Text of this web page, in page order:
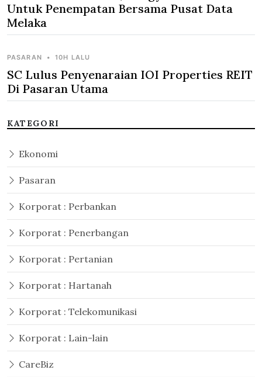
Untuk Penempatan Bersama Pusat Data
Melaka
PASARAN • 10H LALU
SC Lulus Penyenaraian IOI Properties REIT
Di Pasaran Utama
KATEGORI
Ekonomi
Pasaran
Korporat : Perbankan
Korporat : Penerbangan
Korporat : Pertanian
Korporat : Hartanah
Korporat : Telekomunikasi
Korporat : Lain-lain
CareBiz